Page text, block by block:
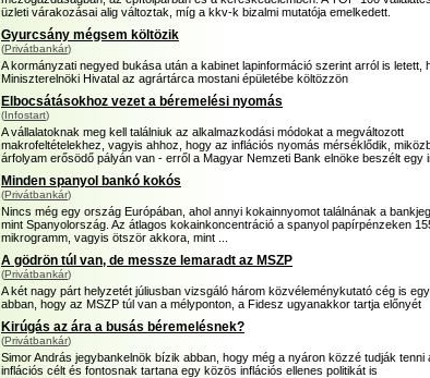
üzleti várakozásai alig változtak, míg a kkv-k bizalmi mutatója emelkedett.
Gyurcsány mégsem költözik
(Privátbankár)
A kormányzati negyed bukása után a kabinet lapinformáció szerint arról is letett,
Miniszterelnöki Hivatal az agrártárca mostani épületébe költözzön
Elbocsátásokhoz vezet a béremelési nyomás
(Infostart)
A vállalatoknak meg kell találniuk az alkalmazkodási módokat a megváltozott
makrofeltételekhez, vagyis ahhoz, hogy az inflációs nyomás mérséklődik,
árfolyam erősödő pályán van - erről a Magyar Nemzeti Bank elnöke beszélt egy
Minden spanyol bankó kokós
(Privátbankár)
Nincs még egy ország Európában, ahol annyi kokainnyomot találnának a
mint Spanyolország. Az átlagos kokainkoncentráció a spanyol papírpénzeken
mikrogramm, vagyis ötször akkora, mint ...
A gödrön túl van, de messze lemaradt az MSZP
(Privátbankár)
A két nagy párt helyzetét júliusban vizsgáló három közvéleménykutató cég is
abban, hogy az MSZP túl van a mélyponton, a Fidesz ugyanakkor tartja előnyét
Kirúgás az ára a busás béremelésnek?
(Privátbankár)
Simor András jegybankelnök bízik abban, hogy még a nyáron közzé tudják tenni
inflációs célt és fontosnak tartana egy közös inflációs ellenes politikát is